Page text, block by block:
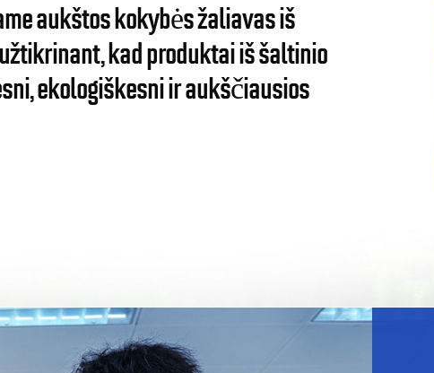
aukštos kokybės žaliavas iš
kad produktai iš šaltinio
ekologiškesni ir aukščiausios